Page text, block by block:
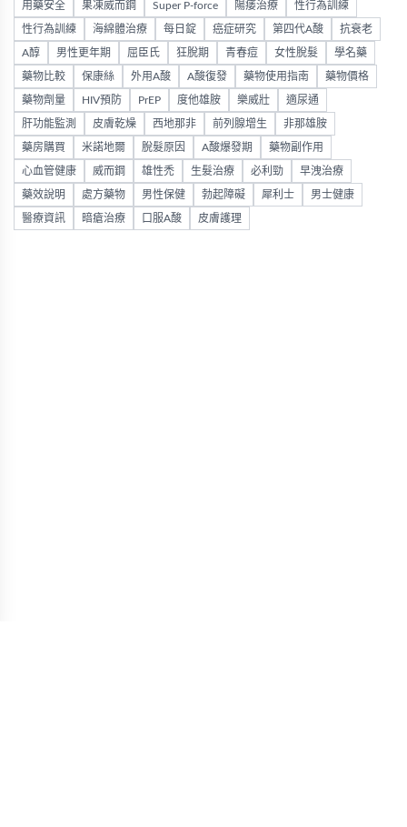
用藥安全 果凍威而鋼 Super P-force 陽痿治療 性行為訓練
性行為訓練 海綿體治療 每日錠 癌症研究 第四代A酸 抗衰老
A醇 男性更年期 屈臣氏 狂脫期 青春痘 女性脫髮 學名藥
藥物比較 保康絲 外用A酸 A酸復發 藥物使用指南 藥物價格
藥物劑量 HIV預防 PrEP 度他雄胺 樂威壯 適尿通
肝功能監測 皮膚乾燥 西地那非 前列腺增生 非那雄胺
藥房購買 米諾地爾 脫髮原因 A酸爆發期 藥物副作用
心血管健康 威而鋼 雄性禿 生髮治療 必利勁 早洩治療
藥效說明 處方藥物 男性保健 勃起障礙 犀利士 男士健康
醫療資訊 暗瘡治療 口服A酸 皮膚護理